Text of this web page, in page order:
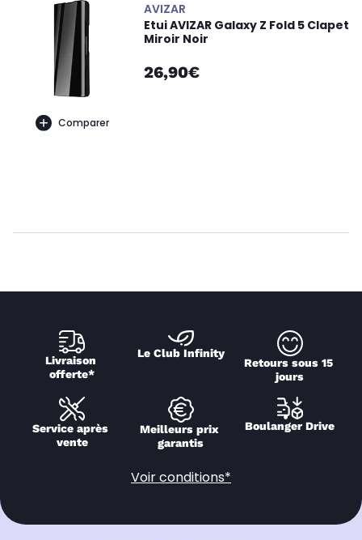
Comparer
AVIZAR
Etui AVIZAR Galaxy Z Fold 5 Clapet
Miroir Noir
26,90€
Livraison
offerte*
Le Club Infinity
Retours sous 15
jours
Service après
vente
Meilleurs prix
garantis
Boulanger Drive
Voir conditions*